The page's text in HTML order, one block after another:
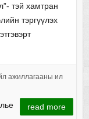
тэй хамтран
тэргүүлэх
ажиллагааны ил
read more